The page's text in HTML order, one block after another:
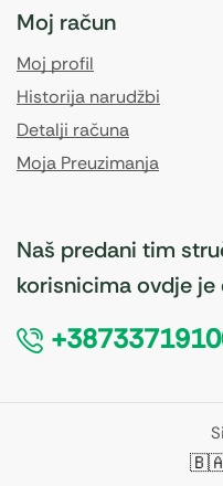
Moj račun
Moj profil
Historija narudžbi
Detalji računa
Moja Preuzimanja
Naš predani tim
korisnicima ovdje